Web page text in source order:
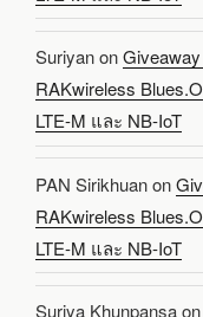
Suriyanon
RAKwireless
LTE-M และ NB-IoT
PAN Sirikhuanon
RAKwireless
LTE-M และ NB-IoT
Suriya Khunpansaon